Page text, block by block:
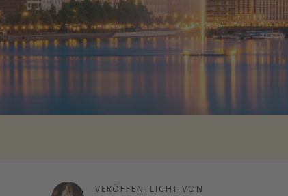
VERÖFFENTLICHT VON